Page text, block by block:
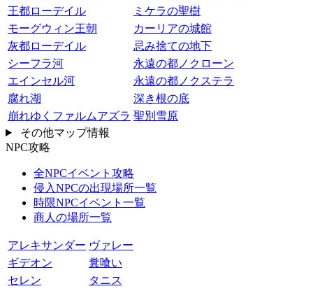
王都ローデイル
ミケラの聖樹
モーグウィン王朝
カーリアの城館
灰都ローデイル
忌み捨ての地下
シーフラ河
永遠の都ノクローン
エインセル河
永遠の都ノクステラ
腐れ湖
深き根の底
崩れゆくファルムアズラ 聖別雪原
その他マップ情報
NPC攻略
全NPCイベント攻略
侵入NPCの出現場所一覧
時限NPCイベント一覧
商人の場所一覧
アレキサンダー ヴァレー
ギデオン
糞喰い
セレン
タニス